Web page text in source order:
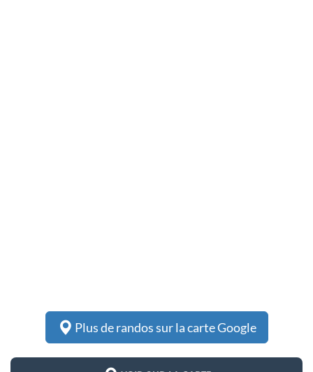
Plus de randos sur la carte Google